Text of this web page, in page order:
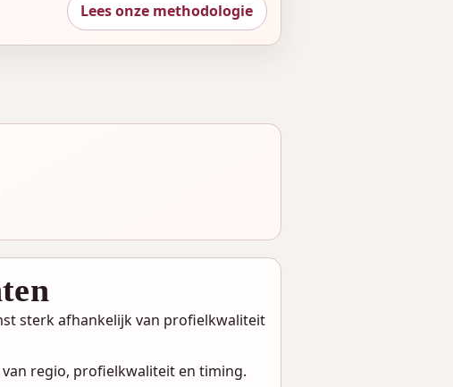
Lees onze methodologie
sterk afhankelijk van profielkwaliteit
regio, profielkwaliteit en timing.